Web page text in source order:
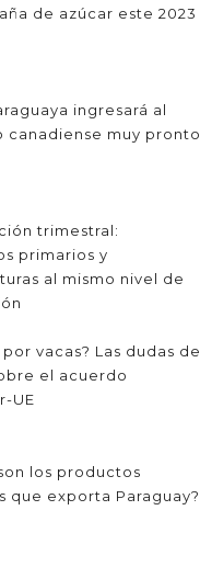
de azúcar este 2023
ingresará al
canadiense muy pronto
trimestral:
primarios y
al mismo nivel de
por vacas? Las dudas de
el acuerdo
UE
los productos
que exporta Paraguay?